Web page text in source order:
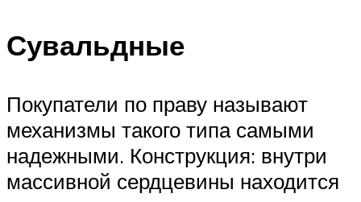
Сувальдные
Покупатели по праву называют
механизмы такого типа самыми
надежными. Конструкция: внутри
массивной сердцевины находится